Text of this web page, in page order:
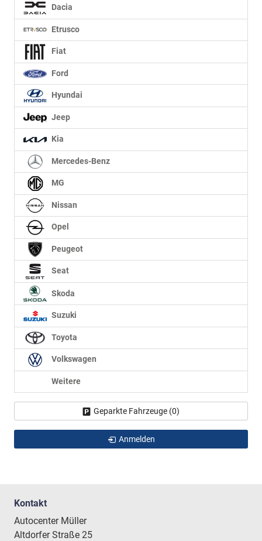
Dacia
Etrusco
Fiat
Ford
Hyundai
Jeep
Kia
Mercedes-Benz
MG
Nissan
Opel
Peugeot
Seat
Skoda
Suzuki
Toyota
Volkswagen
Weitere
Geparkte Fahrzeuge (0)
Anmelden
Kontakt
Autocenter Müller
Altdorfer Straße 25